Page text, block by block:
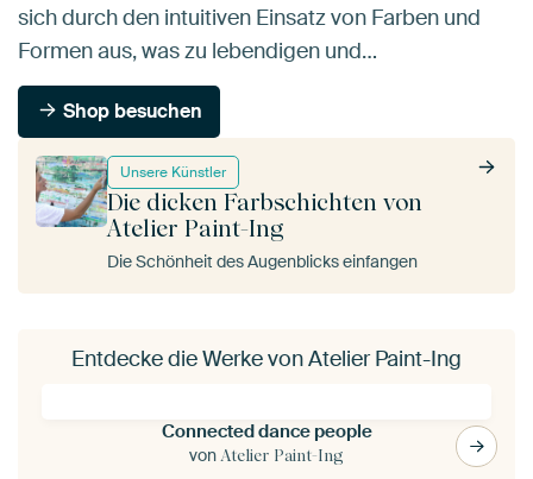
Unsere Künstler
Die dicken Farbschichten von
Atelier Paint-Ing
Die Schönheit des Augenblicks einfangen
sich durch den intuitiven Einsatz von Farben und
Formen aus, was zu lebendigen und…
Shop besuchen
Entdecke die Werke von Atelier Paint-Ing
Connected dance people
von Atelier Paint-Ing